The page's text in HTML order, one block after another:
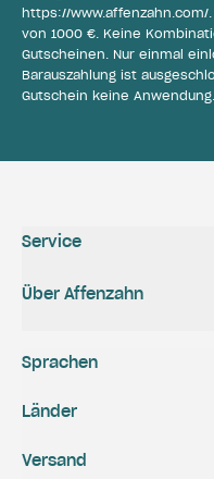
https://www.affenzahn.com/
von 1000 €. Keine
Gutscheinen. Nur einmal
Barauszahlung ist
Gutschein keine Anwendung.
Service
Über Affenzahn
Versand
Sprachen
Länder